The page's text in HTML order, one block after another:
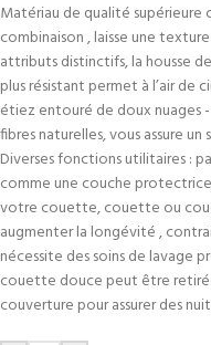
Matériau de qualité supérieure
combinaison , laisse une
attributs distinctifs, la housse
plus résistant permet à l’air de
étiez entouré de doux nuages
fibres naturelles, vous assure un
Diverses fonctions utilitaires :
comme une couche
votre couette, couette ou
augmenter la longévité ,
nécessite des soins de lavage
couette douce peut être
couverture pour assurer des